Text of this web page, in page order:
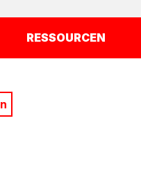
RESSOURCEN